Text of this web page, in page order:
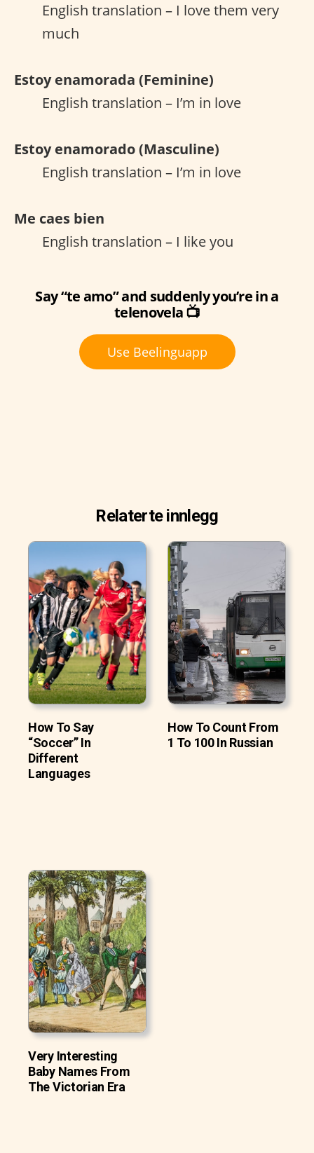
English translation – I love them very
much
Estoy enamorada (Feminine)
English translation – I’m in love
Estoy enamorado (Masculine)
English translation – I’m in love
Me caes bien
English translation – I like you
Say “te amo” and suddenly you’re in a
telenovela 📺
Use Beelinguapp
Relaterte innlegg
How To Say
“Soccer” In
Different
Languages
How To Count From
1 To 100 In Russian
Very Interesting
Baby Names From
The Victorian Era